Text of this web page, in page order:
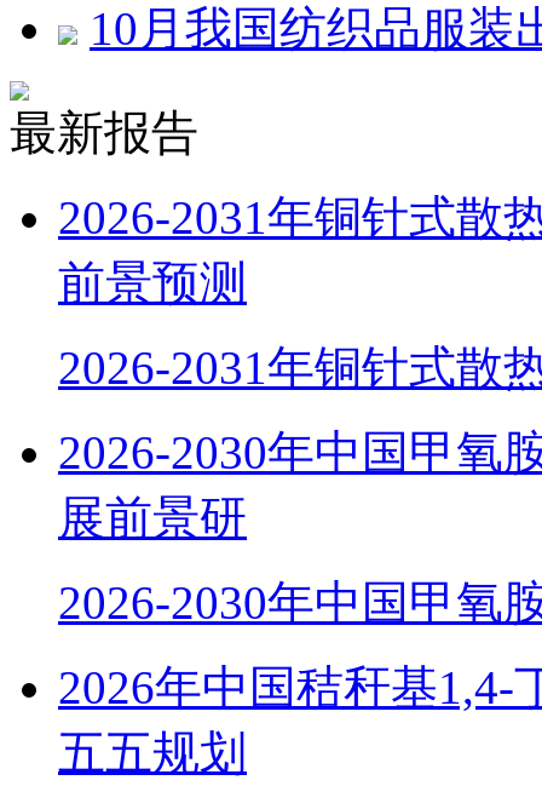
10月我国纺织品服装
最新报告
2026-2031年铜针式散
前景预测
2026-2031年铜针式散
2026-2030年中国甲氧
展前景研
2026-2030年中国甲氧
2026年中国秸秆基1,4-
五五规划